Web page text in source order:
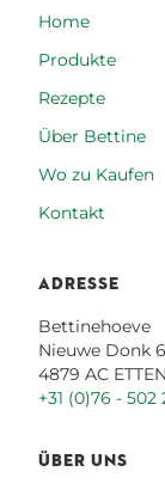
Home
Produkte
Rezepte
Über Bettine
Wo zu Kaufen
Kontakt
ADRESSE
Bettinehoeve
Nieuwe Donk 6
4879 AC
+31 (0)76 - 502
ÜBER UNS